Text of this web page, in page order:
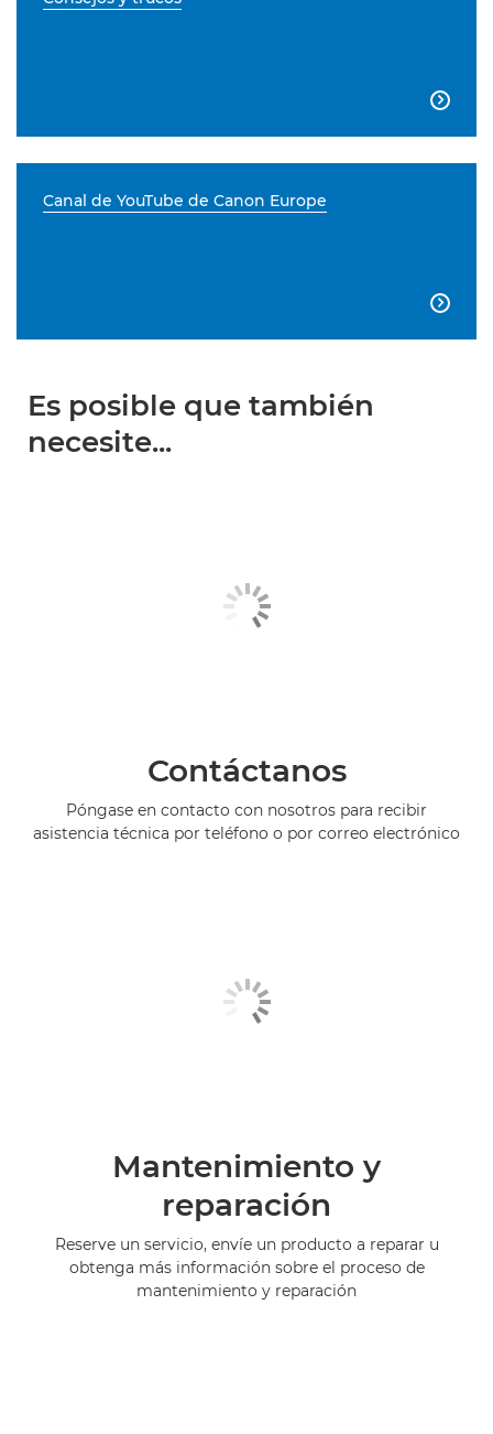

Canal de YouTube de Canon Europe

Es posible que también
necesite...
Contáctanos
Póngase en contacto con nosotros para recibir
asistencia técnica por teléfono o por correo electrónico
Mantenimiento y
reparación
Reserve un servicio, envíe un producto a reparar u
obtenga más información sobre el proceso de
mantenimiento y reparación